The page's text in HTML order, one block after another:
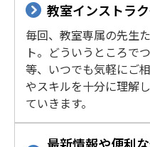
教室インストラ
毎回、教室専属の先生
ト。どういうところで
等、いつでも気軽にご
やスキルを十分に理解
ていきます。